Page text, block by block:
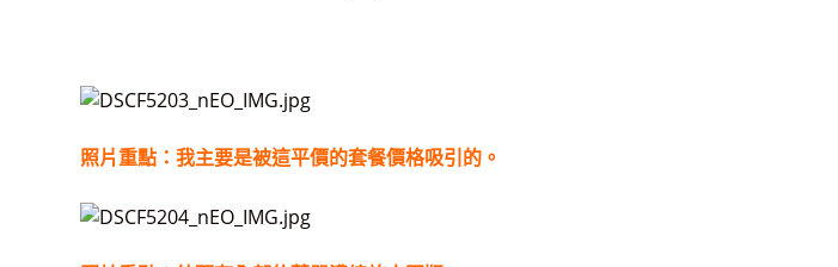
照片重點：我主要是被這平價的套餐價格吸引的。